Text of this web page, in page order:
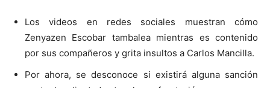
Los videos en redes sociales muestran cómo
Zenyazen Escobar tambalea mientras es contenido
por sus compañeros y grita insultos a Carlos Mancilla.
Por ahora, se desconoce si existirá alguna sanción